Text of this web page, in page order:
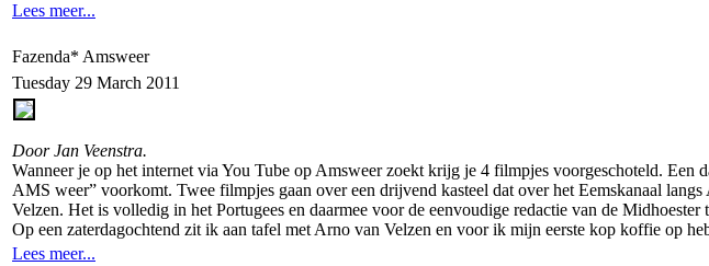
Lees meer...
Fazenda* Amsweer
Tuesday 29 March 2011
Door Jan Veenstra.
Wanneer je op het internet via You Tube op Amsweer zoekt krijg je 4 filmpjes voorgeschoteld.
AMS weer” voorkomt. Twee filmpjes gaan over een drijvend kasteel dat over het Eemskanaal
Velzen. Het is volledig in het Portugees en daarmee voor de eenvoudige redactie van de
Op een zaterdagochtend zit ik aan tafel met Arno van Velzen en voor ik mijn eerste kop koffie op
Lees meer...